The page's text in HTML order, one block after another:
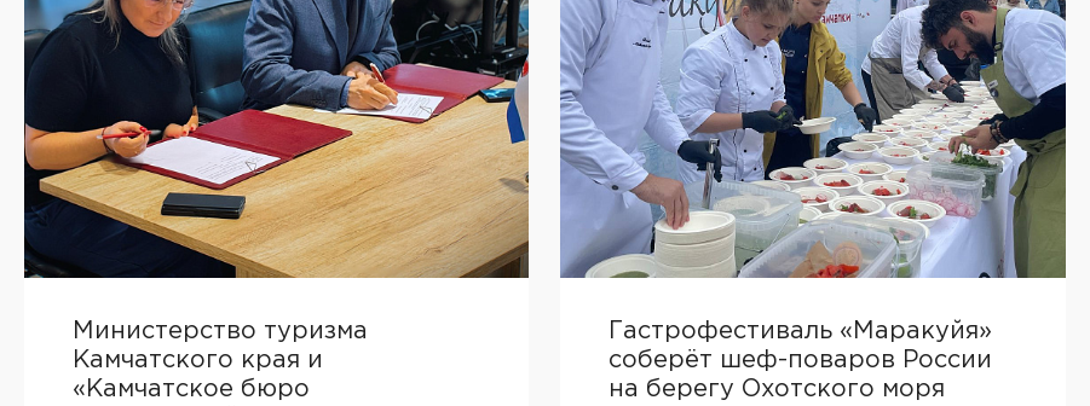
Министерство туризма
Камчатского края и
«Камчатское бюро
Гастрофестиваль «Маракуйя»
соберёт шеф-поваров России
на берегу Охотского моря